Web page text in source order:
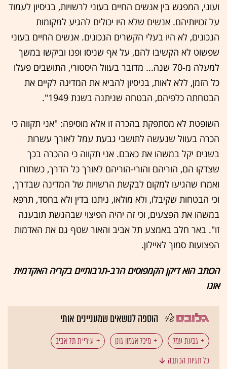
ועוני, המפגש בין אנשים החיים בעוני לרשויות, בניסיון לעמוד
על זכויותיהם. אנשים שלא היו יכולים להגיע למקומות
הנכונים, לא היו בעלי הקשרים הנכונים. אנשים החיים בעוני
שפשוט לא הקשיבו להם, על אף שניסו ופנו וביקשו במשך
למעלה מ-70 שנה... מדובר בעוול היסטורי, התושבים פעלו
כל הזמן, ללא לאות, בניסיון להביא את המדינה לקיים את
הבטחתה כלפיהם, הבטחה שניתנה בשנת 1949".
השופטת לא מסתפקת בהכרה זו אלא מוסיפה: "אני תקווה כי
הכרה בעוול שנעשה לתושבי גבעת עמל לאורך עשרות
בשנים יקל במשהו את כאבם. אני תקווה כי ההכרה בכך
שצדקו הם, הוריהם והורי-הוריהם לאורך כל הדרך, כשחזרו
ואמרו שהגיעו למקום לבקשת הרשויות של המדינה שבדרך,
וכי הבטחות שקיבלו, ולא מולאו, ניתנו בדין ולא בחסד, תרפא
במשהו את הפצעים, וכי זה יהיה הפיצוי שבהגשת תובענה
זו". באר חלב באמצע תל אביב והאור שטף גם את האדמות
הפצועות סמוך לאיילון.
הכותב הוא דיקן הקמפוסים הרב-תרבותיים בקריה האקדמית
אונו
הוספה לנושאים שמעניינים אותי
גבעת עמל מיכל אגמון גונן עיריית תל אביב
כל תגיות הכתבה